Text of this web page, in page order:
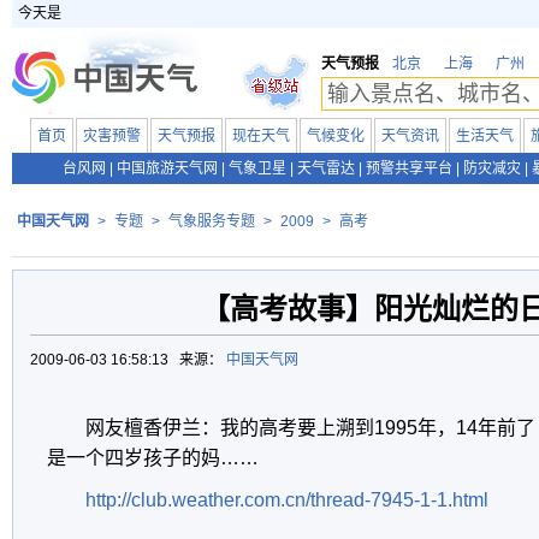
今天是
天气预报 北京 上海 广州
首页 灾害预警 天气预报 现在天气 气候变化 天气资讯 生活天气
台风网
中国旅游天气网 气象卫星 天气雷达 预警共享平台 防灾减灾
中国天气网 > 专题 > 气象服务专题 > 2009 > 高考
【高考故事】阳光灿烂的
2009-06-03 16:58:13 来源： 中国天气网
网友檀香伊兰：我的高考要上溯到1995年，14年前
是一个四岁孩子的妈……
http://club.weather.com.cn/thread-7945-1-1.html